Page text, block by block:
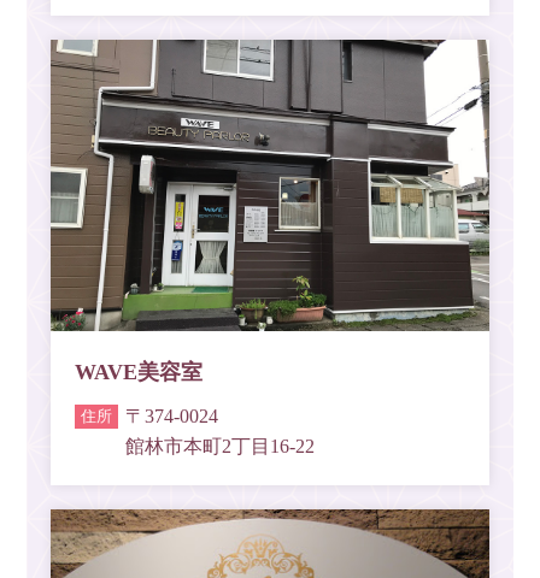
WAVE美容室
〒374-0024
館林市本町2丁目16-22